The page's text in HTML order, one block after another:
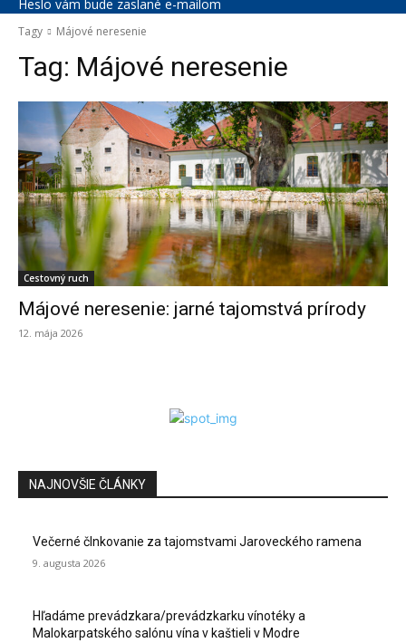
Heslo vám bude zaslané e-mailom
Tagy Májové neresenie
Tag: Májové neresenie
Cestovný ruch
Májové neresenie: jarné tajomstvá prírody
12. mája 2026
NAJNOVŠIE ČLÁNKY
Večerné člnkovanie za tajomstvami Jaroveckého ramena
9. augusta 2026
Hľadáme prevádzkara/prevádzkarku vínotéky a
Malokarpatského salónu vína v kaštieli v Modre